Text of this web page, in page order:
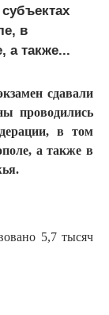
в
а также...
сдавали
проводились
в том
а также в
5,7 тысяч